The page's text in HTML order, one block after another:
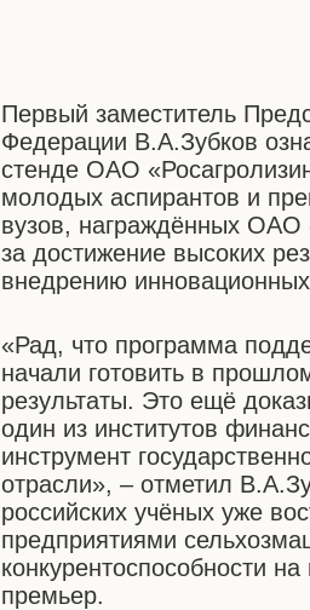
Первый заместитель
Федерации В.А.Зубков
стенде ОАО
молодых аспирантов и
вузов, награждённых ОАО
за достижение высоких
внедрению
«Рад, что программа
начали готовить в
результаты. Это ещё
один из институтов
инструмент
отрасли», – отметил
российских учёных уже
предприятиями
конкурентоспособности
премьер.